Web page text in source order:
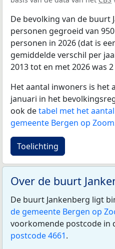
De bevolking van de buurt
personen gegroeid van
personen in 2026 (dat is
gemiddelde verschil per
2013 tot en met 2026 was
Het aantal inwoners is het
januari in het
ook detabel met het
gemeente Bergen op Zoom
Toelichting
Over de buurt
De buurt Jankenberg ligt
de gemeente Bergen op
voorkomende postcode in
postcode 4661.